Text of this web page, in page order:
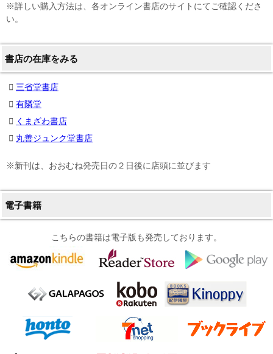
※詳しい購入方法は、各オンライン書店のサイトにてご確認くださ
い。
書店の在庫をみる
三省堂書店
有隣堂
くまざわ書店
丸善ジュンク堂書店
※新刊は、おおむね発売日の２日後に店頭に並びます
電子書籍
こちらの書籍は電子版も発売しております。